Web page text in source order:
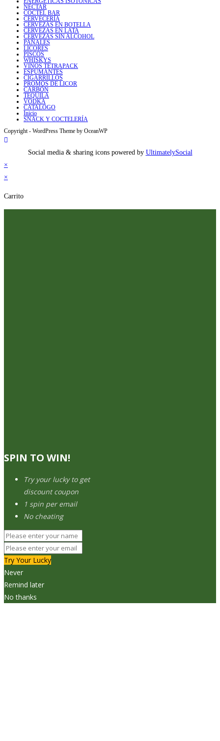
NÉCTAR
COCTEL BAR
CERVECERÍA
CERVEZAS EN BOTELLA
CERVEZAS EN LATA
CERVEZAS SIN ALCOHOL
PAÑALES
LICORES
PISCOS
WHISKYS
VINOS TETRAPACK
ESPUMANTES
CIGARRILLOS
PROMOS DE LICOR
CARBÓN
TEQUILA
VODKA
CATALOGO
Inicio
SNACK Y COCTELERÍA
Copyright - WordPress Theme by OceanWP
Social media & sharing icons powered by UltimatelySocial
×
×
Carrito
SPIN TO WIN!
Try your lucky to get
discount coupon
1 spin per email
No cheating
Try Your Lucky
Never
Remind later
No thanks